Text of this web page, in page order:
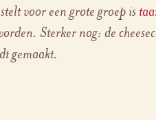
voor een grote groep is
Sterker nog: de
gemaakt.